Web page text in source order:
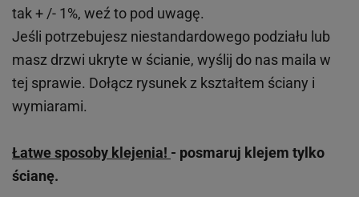
tak + /- 1%, weź to pod uwagę.
Jeśli potrzebujesz niestandardowego podziału lub
masz drzwi ukryte w ścianie, wyślij do nas maila w
tej sprawie. Dołącz rysunek z kształtem ściany i
wymiarami.
Łatwe sposoby klejenia! - posmaruj klejem tylko
ścianę.